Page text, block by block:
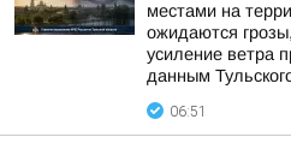
местами на
ожидаются
усиление ветра
данным
06:51